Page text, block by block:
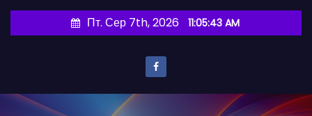
Пт. Сер 7th, 2026 11:05:44 AM